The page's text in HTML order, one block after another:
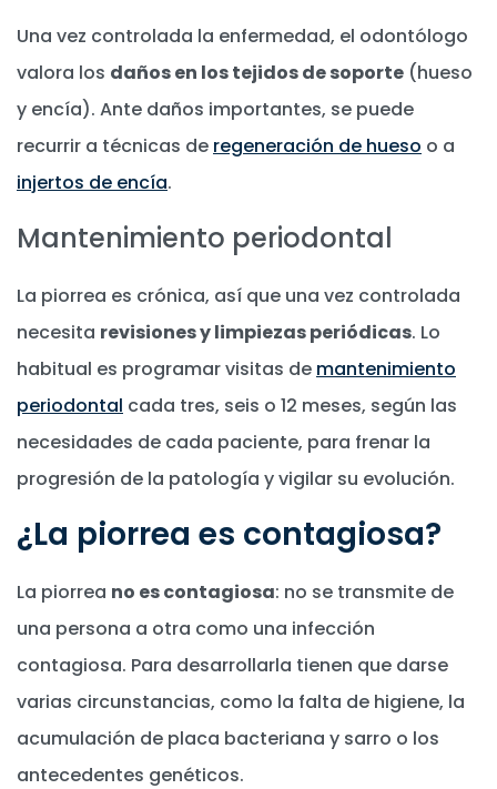
Una vez controlada la enfermedad, el odontólogo
valora los daños en los tejidos de soporte (hueso
y encía). Ante daños importantes, se puede
recurrir a técnicas de regeneración de hueso o a
injertos de encía.
Mantenimiento periodontal
La piorrea es crónica, así que una vez controlada
necesita revisiones y limpiezas periódicas. Lo
habitual es programar visitas de mantenimiento
periodontal cada tres, seis o 12 meses, según las
necesidades de cada paciente, para frenar la
progresión de la patología y vigilar su evolución.
¿La piorrea es contagiosa?
La piorrea no es contagiosa: no se transmite de
una persona a otra como una infección
contagiosa. Para desarrollarla tienen que darse
varias circunstancias, como la falta de higiene, la
acumulación de placa bacteriana y sarro o los
antecedentes genéticos.